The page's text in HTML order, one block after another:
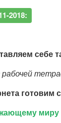
2018:
готовим
миру